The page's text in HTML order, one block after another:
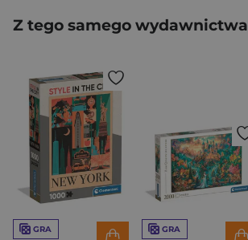
Z tego samego wydawnictwa
GRA GRA